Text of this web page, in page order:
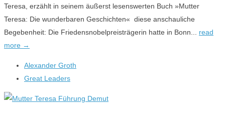
Teresa, erzählt in seinem äußerst lesenswerten Buch »Mutter
Teresa: Die wunderbaren Geschichten« diese anschauliche
Begebenheit: Die Friedensnobelpreisträgerin hatte in Bonn... read
more →
Alexander Groth
Great Leaders